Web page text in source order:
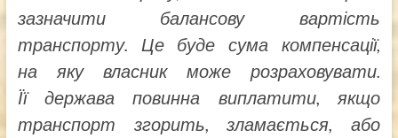
зазначити балансову вартість
транспорту. Це буде сума компенсації,
на яку власник може розраховувати.
Її держава повинна виплатити, якщо
транспорт згорить, зламається, або